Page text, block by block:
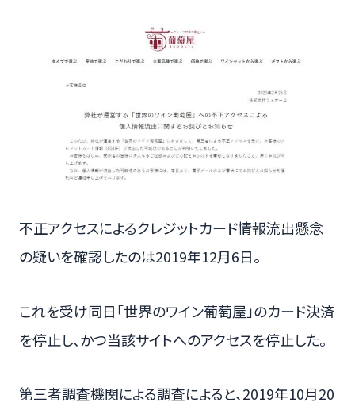
不正アクセスによるクレジットカード情報流出懸念
の疑いを確認したのは2019年12月6日。
これを受け同日「世界のワイン葡萄屋」のカード決済
を停止し、かつ当該サイトへのアクセスを停止した。
第三者調査機関による調査によると、2019年10月20